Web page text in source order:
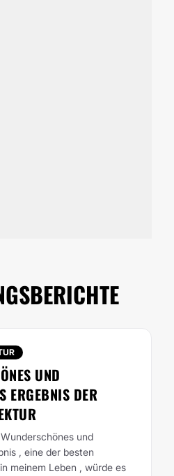
UND
ERGEBNIS DER
und
, eine der besten
meinem Leben , würde es